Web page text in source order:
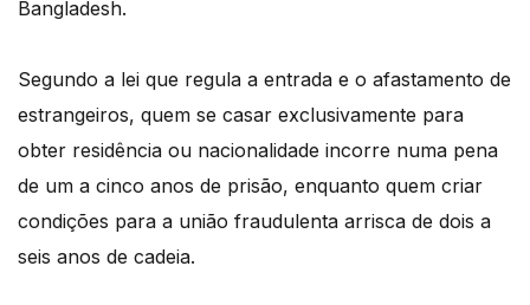
Bangladesh.
Segundo a lei que regula a entrada e o afastamento de
estrangeiros, quem se casar exclusivamente para
obter residência ou nacionalidade incorre numa pena
de um a cinco anos de prisão, enquanto quem criar
condições para a união fraudulenta arrisca de dois a
seis anos de cadeia.